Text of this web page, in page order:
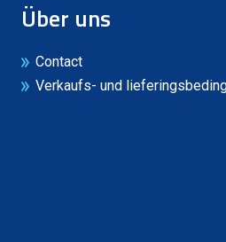
Über uns
Contact
Verkaufs- und